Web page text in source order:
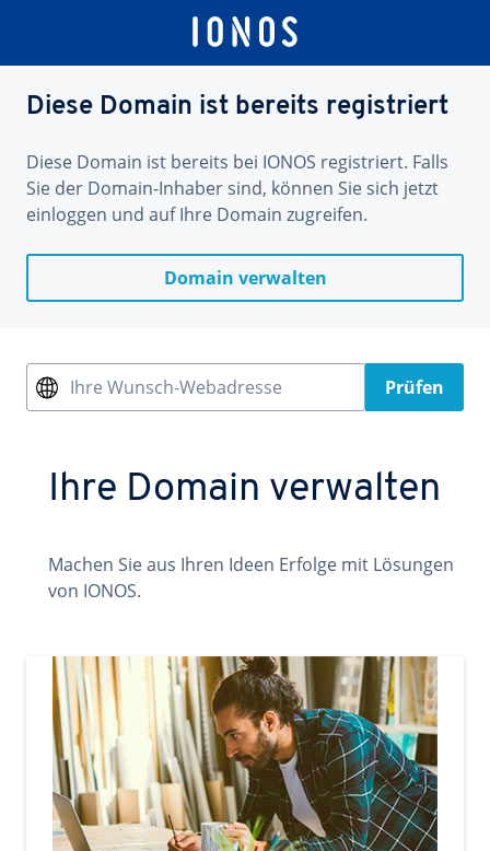
Diese Domain ist bereits registriert
Diese Domain ist bereits bei IONOS registriert. Falls
Sie der Domain-Inhaber sind, können Sie sich jetzt
einloggen und auf Ihre Domain zugreifen.
Domain verwalten
Ihre Wunsch-Webadresse Prüfen
Ihre Domain verwalten
Machen Sie aus Ihren Ideen Erfolge mit Lösungen
von IONOS.